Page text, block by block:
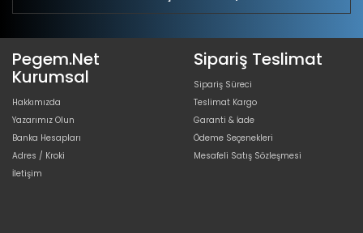
Pegem.Net
Kurumsal
Hakkımızda
Yazarımız Olun
Banka Hesapları
Adres / Kroki
İletişim
Sipariş Teslimat
Sipariş Süreci
Teslimat Kargo
Garanti & İade
Ödeme Seçenekleri
Mesafeli Satış Sözleşmesi